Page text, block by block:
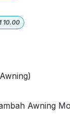
10.00
Awning